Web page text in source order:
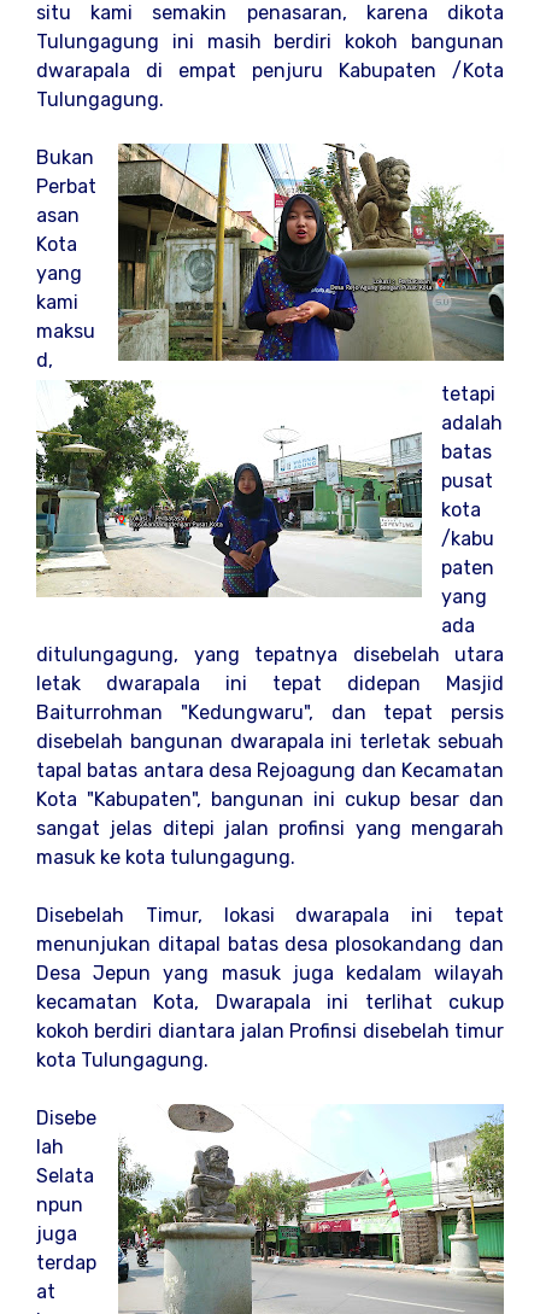
situ kami semakin penasaran, karena dikota
Tulungagung ini masih berdiri kokoh bangunan
dwarapala di empat penjuru Kabupaten /Kota
Tulungagung.
Bukan
Perbat
asan
Kota
yang
kami
maksu
d,
tetapi
adalah
batas
pusat
kota
/kabu
paten
yang
ada
ditulungagung, yang tepatnya disebelah utara
letak dwarapala ini tepat didepan Masjid
Baiturrohman "Kedungwaru", dan tepat persis
disebelah bangunan dwarapala ini terletak sebuah
tapal batas antara desa Rejoagung dan Kecamatan
Kota "Kabupaten", bangunan ini cukup besar dan
sangat jelas ditepi jalan profinsi yang mengarah
masuk ke kota tulungagung.
Disebelah Timur, lokasi dwarapala ini tepat
menunjukan ditapal batas desa plosokandang dan
Desa Jepun yang masuk juga kedalam wilayah
kecamatan Kota, Dwarapala ini terlihat cukup
kokoh berdiri diantara jalan Profinsi disebelah timur
kota Tulungagung.
Disebe
lah
Selata
npun
juga
terdap
at